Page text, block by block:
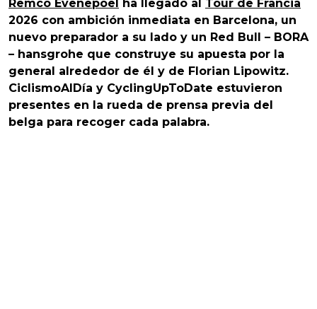
Remco Evenepoel ha llegado al Tour de Francia
2026 con ambición inmediata en Barcelona, un
nuevo preparador a su lado y un Red Bull – BORA
– hansgrohe que construye su apuesta por la
general alrededor de él y de Florian Lipowitz.
CiclismoAlDía y CyclingUpToDate estuvieron
presentes en la rueda de prensa previa del
belga para recoger cada palabra.